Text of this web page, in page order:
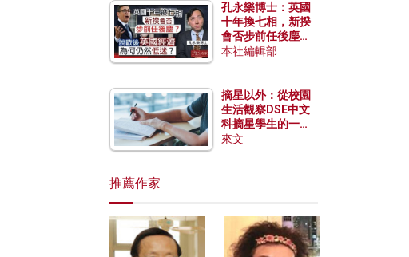
孔永樂博士：英國
十年換七相，新揆
會否步前任後塵？
脫歐後英國經濟為
本社編輯部
摘星以外：從校園
生活觀察DSE中文
科摘星學生的一點
特質
來文
推薦作家